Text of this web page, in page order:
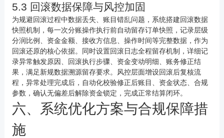
5.3 回滚数据保障与风控加固
为规避回滚过程中数据丢失、账目错乱问题，系统搭建回滚数据
快照机制，每一次分账操作执行前自动留存订单快照，记录层级
分润比例、资金金额、接收方信息、操作时间等完整数据，作为
回滚还原的核心依据。同时设置回滚日志全程留存机制，详细记
录异常触发原因、回滚执行步骤、资金变动明细、账务修正结
果，满足新规数据溯源留存要求。风控层面增设回滚后复核流
程，异常处理完成后，自动化校验修正后账目、资金状态、合规
参数，确认无偏差后解除资金锁定，完成正常结算闭环。
六、系统优化方案与合规保障措
施